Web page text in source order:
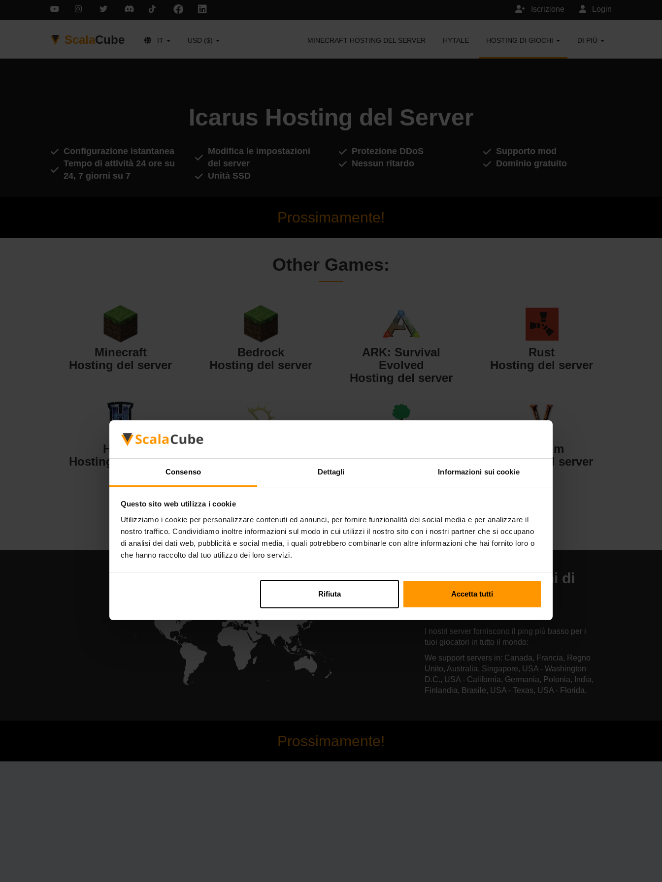
Consenso Dettagli Informazioni sui cookie
Questo sito web utilizza i cookie
Utilizziamo i cookie per personalizzare contenuti ed annunci, per fornire funzionalità dei social media e per analizzare il
nostro traffico. Condividiamo inoltre informazioni sul modo in cui utilizzi il nostro sito con i nostri partner che si occupano
di analisi dei dati web, pubblicità e social media, i quali potrebbero combinarle con altre informazioni che hai fornito loro o
che hanno raccolto dal tuo utilizzo dei loro servizi.
Rifiuta Accetta tutti
Login
Iscrizione
ScalaCube IT USD ($) MINECRAFT HOSTING DEL SERVER HYTALE HOSTING DI GIOCHI DI PIÙ
Icarus Hosting del Server
Configurazione istantanea
Tempo di attività 24 ore su
24, 7 giorni su 7
Modifica le impostazioni
del server
Unità SSD
Protezione DDoS
Nessun ritardo
Supporto mod
Dominio gratuito
Prossimamente!
Other Games:
Minecraft
Hosting del server
Bedrock
Hosting del server
ARK: Survival
Evolved
Hosting del server
Rust
Hosting del server
Hytale
Hosting del server
Hosting del server
Hosting del server
Valheim
Hosting del server
Le nostre posizioni di
hosting del server
Icarus.
I nostri server forniscono il ping più basso per i
tuoi giocatori in tutto il mondo:
We support servers in: Canada, Francia, Regno
Unito, Australia, Singapore, USA - Washington
D.C., USA - California, Germania, Polonia, India,
Finlandia, Brasile, USA - Texas, USA - Florida,
Prossimamente!